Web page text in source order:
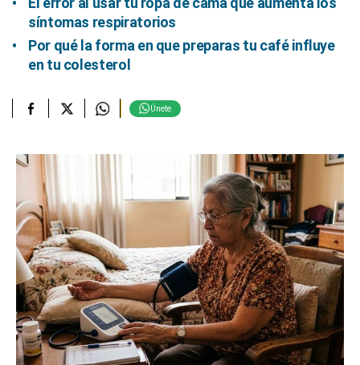
síntomas respiratorios
Por qué la forma en que preparas tu café influye
en tu colesterol
Únete